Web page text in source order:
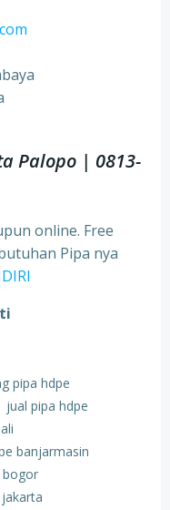
Palopo | 0813-
online. Free
Pipa nya
pipa hdpe
jual pipa hdpe
banjarmasin
bogor